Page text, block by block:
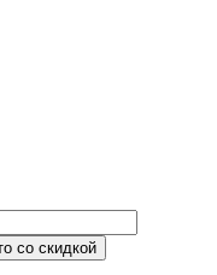
Купить авто со скидкой